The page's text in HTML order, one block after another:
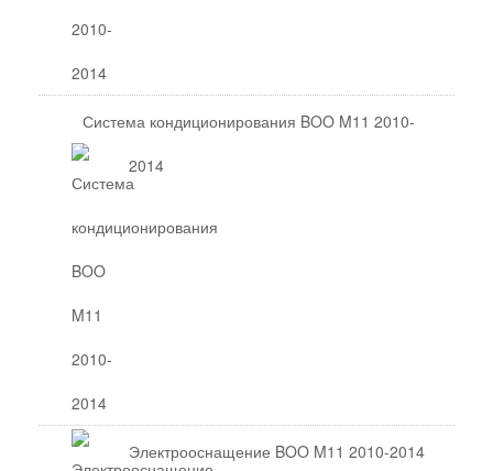
Система кондиционирования BOO M11 2010-
2014
Электрооснащение BOO M11 2010-2014